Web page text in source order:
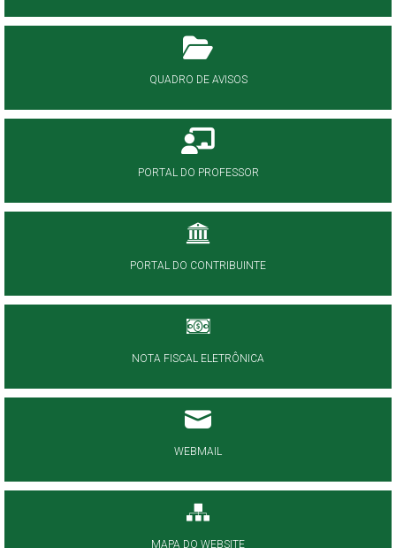
QUADRO DE AVISOS
PORTAL DO PROFESSOR
PORTAL DO CONTRIBUINTE
NOTA FISCAL ELETRÔNICA
WEBMAIL
MAPA DO WEBSITE